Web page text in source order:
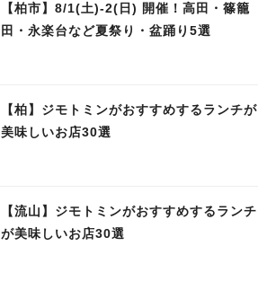
【柏市】8/1(土)‐2(日) 開催！高田・篠籠
田・永楽台など夏祭り・盆踊り5選
【柏】ジモトミンがおすすめするランチが
美味しいお店30選
【流山】ジモトミンがおすすめするランチ
が美味しいお店30選